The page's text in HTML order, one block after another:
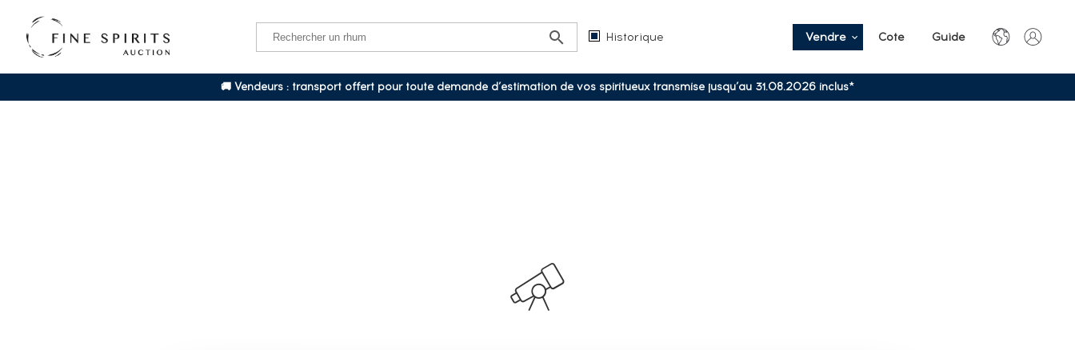
Historique Vendre Cote Guide
🚚 Vendeurs : transport offert pour toute demande d’estimation de vos spiritueux transmise jusqu’au 31.08.2026 inclus*